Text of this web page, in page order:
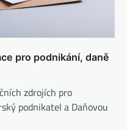
pro podnikání, daně
zdrojích pro
podnikatel a Daňovou